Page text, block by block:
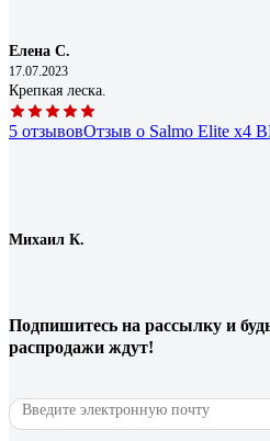
Елена С.
17.07.2023
Крепкая леска.
5 отзывовОтзыв о Salmo Elite х4
Михаил К.
20 отзывовОтзыв о Lucky John
125/012
Подпишитесь на рассылку и
распродажи ждут!